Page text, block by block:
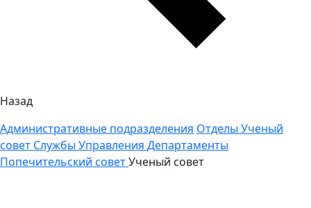
Назад
Административные подразделения Отделы Ученый
совет Службы Управления Департаменты
Попечительский советУченый совет